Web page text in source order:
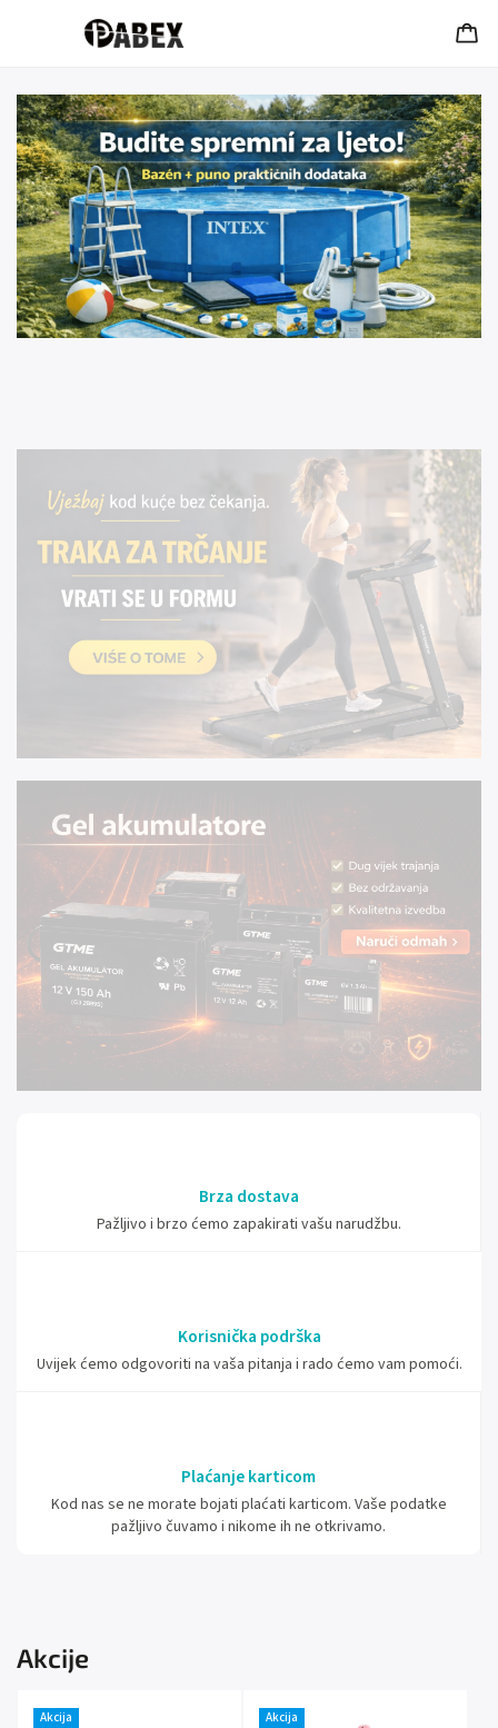
Brza dostava
Pažljivo i brzo ćemo zapakirati vašu narudžbu.
Korisnička podrška
Uvijek ćemo odgovoriti na vaša pitanja i rado ćemo vam pomoći.
Plaćanje karticom
Kod nas se ne morate bojati plaćati karticom. Vaše podatke
pažljivo čuvamo i nikome ih ne otkrivamo.
Akcije
Akcija Akcija